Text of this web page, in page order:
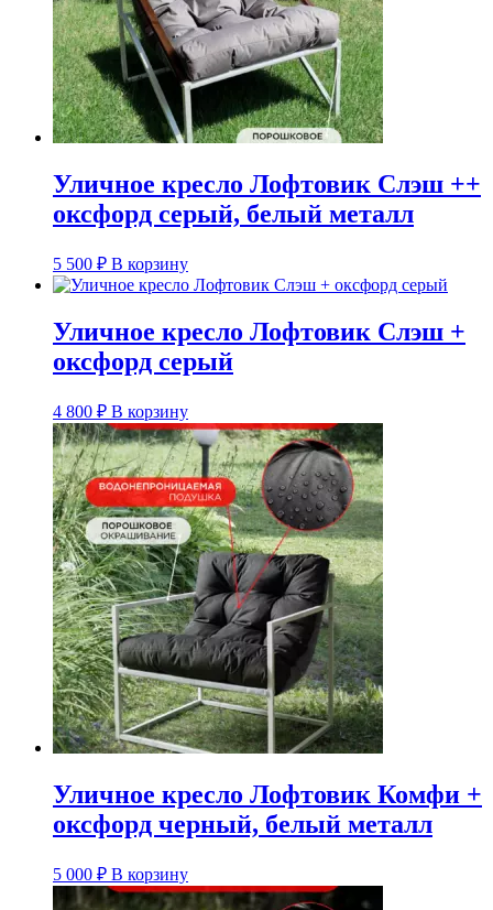
Уличное кресло Лофтовик Слэш ++
оксфорд серый, белый металл
5 500 ₽ В корзину
Уличное кресло Лофтовик Слэш +
оксфорд серый
4 800 ₽ В корзину
Уличное кресло Лофтовик Комфи +
оксфорд черный, белый металл
5 000 ₽ В корзину